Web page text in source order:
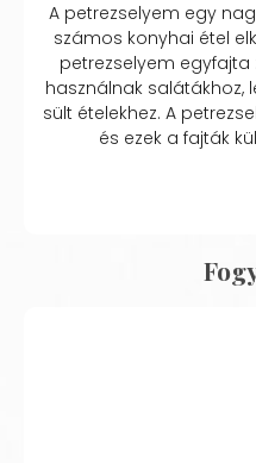
A petrezselyem egy
számos konyhai étel
petrezselyem
használnak salátákhoz,
sült ételekhez. A
és ezek a fajták